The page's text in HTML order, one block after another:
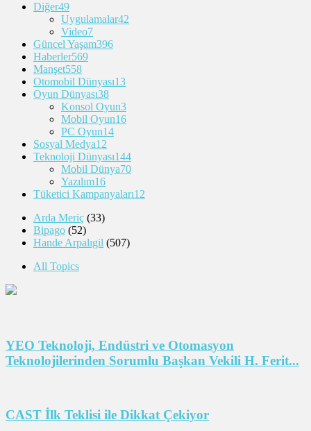
Diğer49
Uygulamalar42
Video7
Güncel Yaşam396
Haberler569
Manşet558
Otomobil Dünyası13
Oyun Dünyası38
Konsol Oyun3
Mobil Oyun16
PC Oyun14
Sosyal Medya12
Teknoloji Dünyası144
Mobil Dünya70
Yazılım16
Tüketici Kampanyaları12
Arda Meriç (33)
Bipago (52)
Hande Arpalıgil (507)
All Topics
YEO Teknoloji, Endüstri ve Otomasyon
Teknolojilerinden Sorumlu Başkan Vekili H. Ferit...
CAST İlk Teklisi ile Dikkat Çekiyor